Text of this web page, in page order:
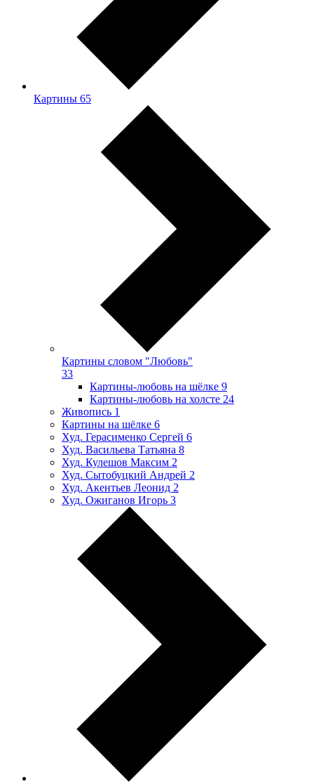
Картины 65
Картины словом "Любовь"
33
Картины-любовь на шёлке 9
Картины-любовь на холсте 24
Живопись 1
Картины на шёлке 6
Худ. Герасименко Сергей 6
Худ. Васильева Татьяна 8
Худ. Кулешов Максим 2
Худ. Сытобуцкий Андрей 2
Худ. Акентьев Леонид 2
Худ. Ожиганов Игорь 3